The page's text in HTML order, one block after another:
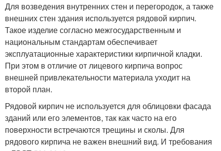
Для возведения внутренних стен и перегородок, а также
внешних стен здания используется рядовой кирпич.
Такое изделие согласно межгосударственным и
национальным стандартам обеспечивает
эксплуатационные характеристики кирпичной кладки.
При этом в отличие от лицевого кирпича вопрос
внешней привлекательности материала уходит на
второй план.
Рядовой кирпич не используется для облицовки фасада
зданий или его элементов, так как часто на его
поверхности встречаются трещины и сколы. Для
рядового кирпича не важен внешний вид. И требования